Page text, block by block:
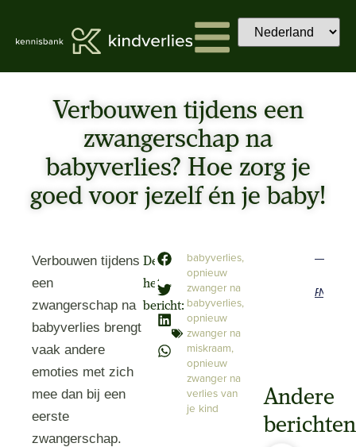
Verbouwen tijdens een
zwangerschap na
babyverlies? Hoe zorg je
goed voor jezelf én je baby!
Verbouwen tijdens
een
zwangerschap na
babyverlies brengt
vaak andere
emoties met zich
mee dan bij een
eerste
zwangerschap.
Deel
het
bericht:
babyverlies,
opnieuw
zwanger na
babyverlies,
opnieuw
zwanger na
miskraam,
opnieuw
zwanger na
verlies van
je kind
Andere
berichten
Previous